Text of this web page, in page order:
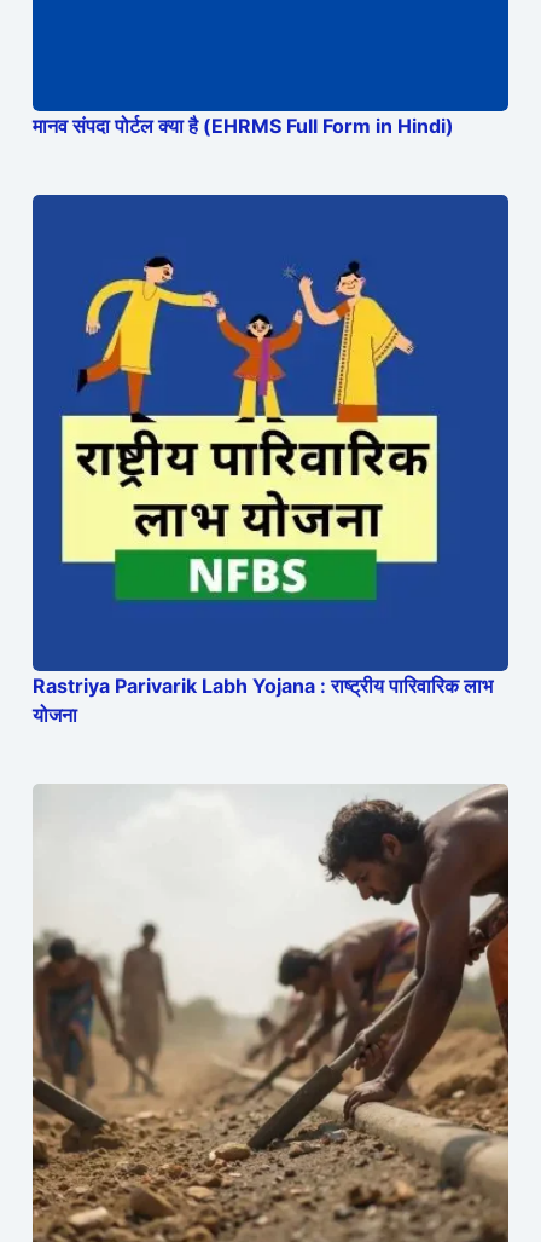
मानव संपदा पोर्टल क्या है (EHRMS Full Form in Hindi)
Rastriya Parivarik Labh Yojana : राष्ट्रीय पारिवारिक लाभ
योजना